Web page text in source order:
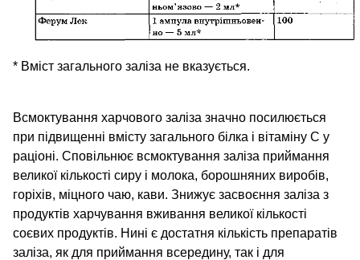
* Вміст загального заліза не вказується.
Всмоктування харчового заліза значно посилюється
при підвищенні вмісту загального білка і вітаміну С у
раціоні. Сповільнює всмоктування заліза приймання
великої кількості сиру і молока, борошняних виробів,
горіхів, міцного чаю, кави. Знижує засвоєння заліза з
продуктів харчування вживання великої кількості
соєвих продуктів. Нині є достатня кількість препаратів
заліза, як для приймання всередину, так і для